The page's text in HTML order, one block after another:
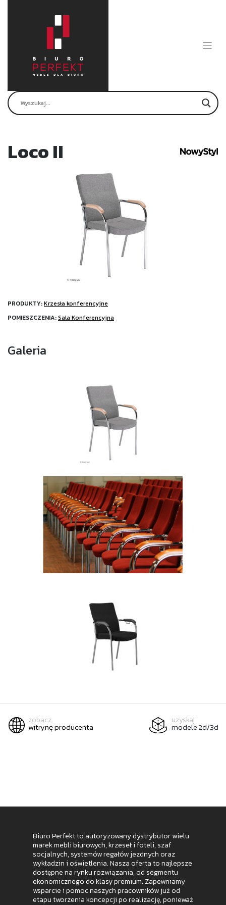
Loco II
PRODUKTY:Krzesła konferencyjne
POMIESZCZENIA:Sala Konferencyjna
Galeria
zobacz
witrynę producenta
uzyskaj
modele 2d/3d
Biuro Perfekt to autoryzowany dystrybutor wielu
marek mebli biurowych, krzeseł i foteli, szaf
socjalnych, systemów regałów jezdnych oraz
wykładzin i oświetlenia. Nasza oferta to najlepsze
dostępne na rynku rozwiązania, od segmentu
ekonomicznego do klasy premium. Zapewniamy
wsparcie i pomoc naszych pracowników już od
etapu tworzenia koncepcji po realizację, ponieważ